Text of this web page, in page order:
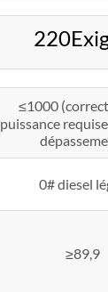
≤1000
puissance
0# diesel
≥89,9